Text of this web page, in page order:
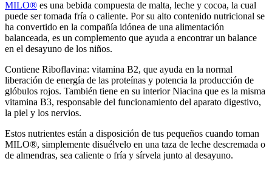
MILO® es una bebida compuesta de malta, leche y cocoa, la cual
puede ser tomada fría o caliente. Por su alto contenido nutricional se
ha convertido en la compañía idónea de una alimentación
balanceada, es un complemento que ayuda a encontrar un balance
en el desayuno de los niños.
Contiene Riboflavina: vitamina B2, que ayuda en la normal
liberación de energía de las proteínas y potencia la producción de
glóbulos rojos. También tiene en su interior Niacina que es la misma
vitamina B3, responsable del funcionamiento del aparato digestivo,
la piel y los nervios.
Estos nutrientes están a disposición de tus pequeños cuando toman
MILO®, simplemente disuélvelo en una taza de leche descremada o
de almendras, sea caliente o fría y sírvela junto al desayuno.